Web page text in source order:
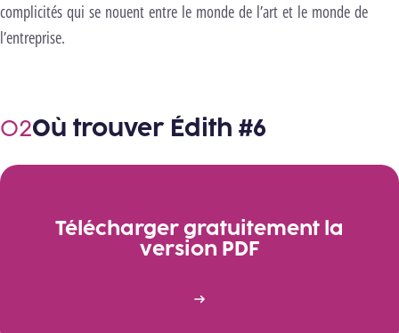
complicités qui se nouent entre le monde de l’art et le monde de
l’entreprise.
Où trouver Édith #6
Télécharger gratuitement la
version PDF